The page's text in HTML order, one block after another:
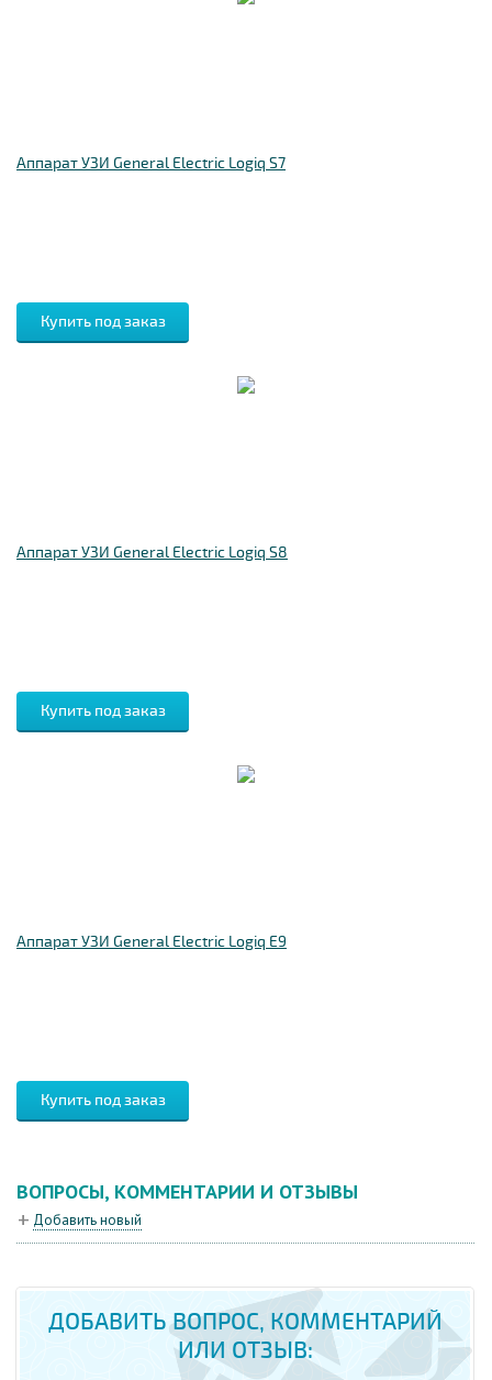
Аппарат УЗИ General Electric Logiq S7
Аппарат УЗИ General Electric Logiq S8
Аппарат УЗИ General Electric Logiq E9
ВОПРОСЫ, КОММЕНТАРИИ И ОТЗЫВЫ
Добавить новый
ДОБАВИТЬ ВОПРОС, КОММЕНТАРИЙ
ИЛИ ОТЗЫВ: